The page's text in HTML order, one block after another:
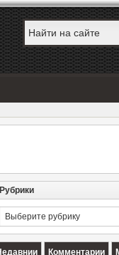
Рубрики
Рубрики
Комментарии